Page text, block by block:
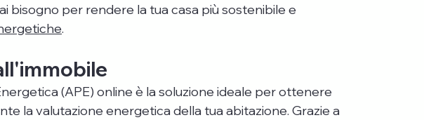
bisogno per rendere la tua casa più sostenibile e
.
(APE) online è la soluzione ideale per ottenere
la valutazione energetica della tua abitazione. Grazie a